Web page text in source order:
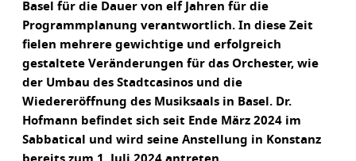
Basel für die Dauer von elf Jahren für die
Programmplanung verantwortlich. In diese Zeit
fielen mehrere gewichtige und erfolgreich
gestaltete Veränderungen für das Orchester, wie
der Umbau des Stadtcasinos und die
Wiedereröffnung des Musiksaals in Basel. Dr.
Hofmann befindet sich seit Ende März 2024 im
Sabbatical und wird seine Anstellung in Konstanz